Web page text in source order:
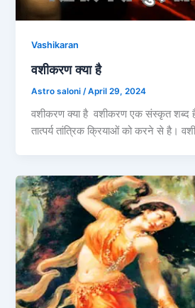
Vashikaran
वशीकरण क्या है
Astro saloni /April 29, 2024
वशीकरण क्या है वशीकरण एक संस्कृत शब्द है
तात्पर्य तांत्रिक क्रियाओं को करने से है।